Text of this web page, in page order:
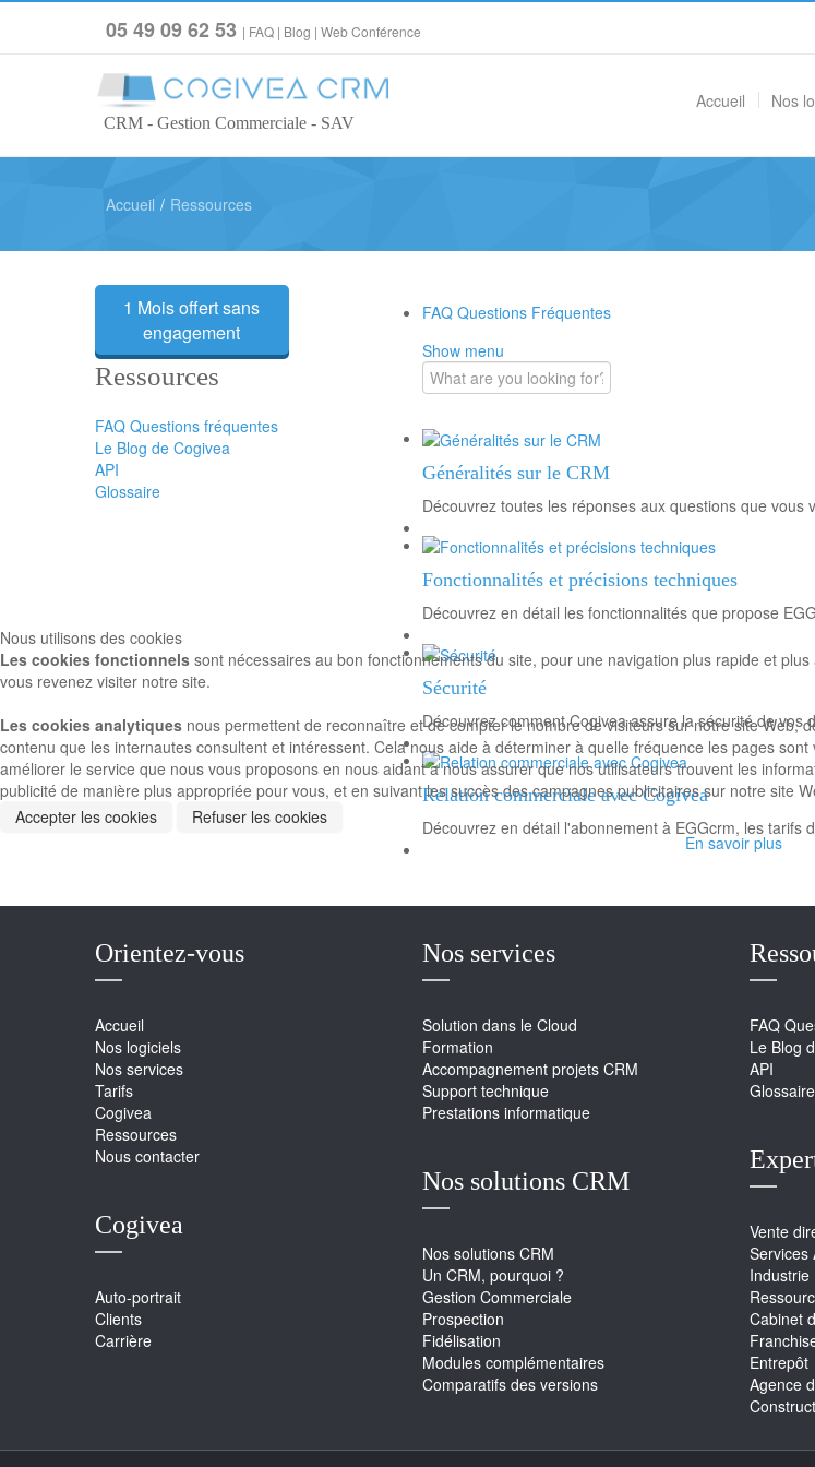
05 49 09 62 53 | FAQ | Blog | Web Conférence
CRM - Gestion Commerciale - SAV
Accueil Nos
Accueil / Ressources
1 Mois offert sans
engagement
Ressources
FAQ Questions fréquentes
Le Blog de Cogivea
API
Glossaire
FAQ Questions Fréquentes
Show menu
Généralités sur le CRM
Découvrez toutes les réponses aux questions que vous
Fonctionnalités et précisions techniques
Découvrez en détail les fonctionnalités que propose
Sécurité
Découvrez comment Cogivea assure la sécurité de vos
Relation commerciale avec Cogivea
Découvrez en détail l'abonnement à EGGcrm, les
Orientez-vous
Accueil
Nos logiciels
Nos services
Tarifs
Cogivea
Ressources
Nous contacter
Cogivea
Auto-portrait
Clients
Carrière
Nos services
Solution dans le Cloud
Formation
Accompagnement projets CRM
Support technique
Prestations informatique
Nos solutions CRM
Nos solutions CRM
Un CRM, pourquoi ?
Gestion Commerciale
Prospection
Fidélisation
Modules complémentaires
Comparatifs des versions
FAQ
Le Blog
API
Glossaire
Vente
Services
Industrie
Cabinet
Entrepôt
Agence
Nous utilisons des cookies
Les cookies fonctionnels sont nécessaires au bon fonctionnements du site, pour une navigation plus rapide et
vous revenez visiter notre site.
Les cookies analytiques nous permettent de reconnaître et de compter le nombre de visiteurs sur notre site
contenu que les internautes consultent et intéressent. Cela nous aide à déterminer à quelle fréquence les pages
améliorer le service que nous vous proposons en nous aidant à nous assurer que nos utilisateurs trouvent les
publicité de manière plus appropriée pour vous, et en suivant les succès des campagnes publicitaires sur notre site
Accepter les cookies
Refuser les cookies
En savoir plus